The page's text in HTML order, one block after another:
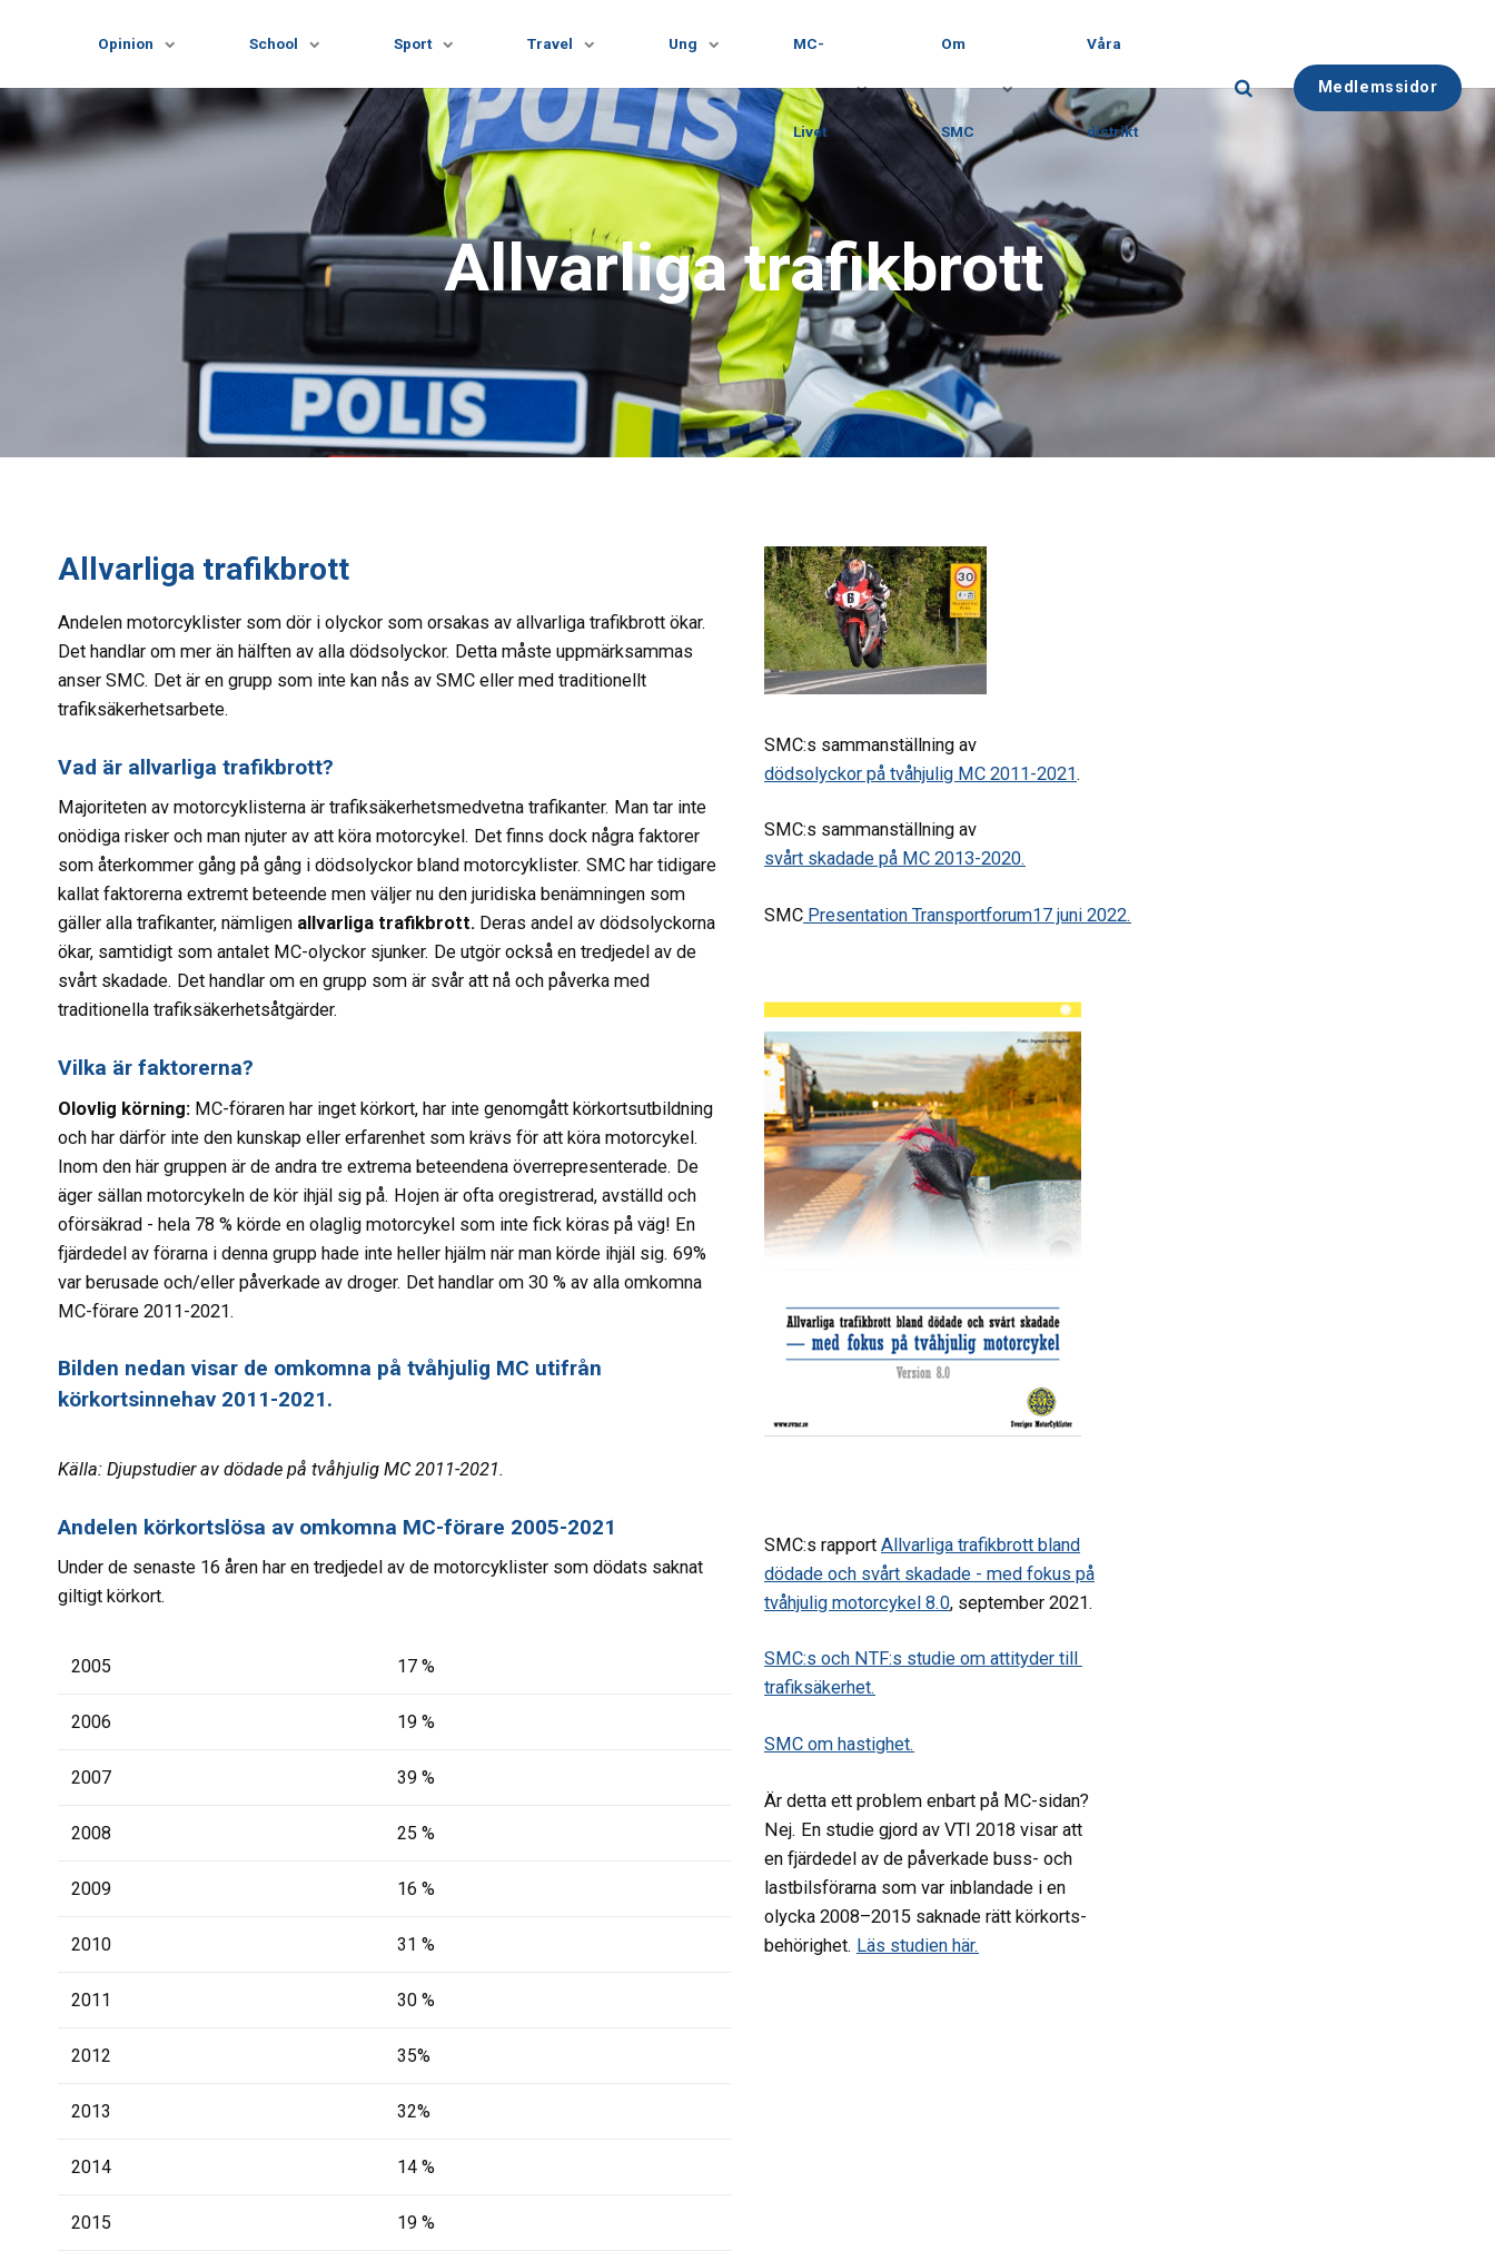
Opinion School Sport Travel Ung MC-
Livet
Om
SMC
Våra
distrikt
Medlemssidor
Allvarliga trafikbrott
Allvarliga trafikbrott
Andelen motorcyklister som dör i olyckor som orsakas av allvarliga trafikbrott ökar.
Det handlar om mer än hälften av alla dödsolyckor. Detta måste uppmärksammas
anser SMC. Det är en grupp som inte kan nås av SMC eller med traditionellt
trafiksäkerhetsarbete.
Vad är allvarliga trafikbrott?
Majoriteten av motorcyklisterna är trafiksäkerhetsmedvetna trafikanter. Man tar inte
onödiga risker och man njuter av att köra motorcykel. Det finns dock några faktorer
som återkommer gång på gång i dödsolyckor bland motorcyklister. SMC har tidigare
kallat faktorerna extremt beteende men väljer nu den juridiska benämningen som
gäller alla trafikanter, nämligen allvarliga trafikbrott. Deras andel av dödsolyckorna
ökar, samtidigt som antalet MC-olyckor sjunker. De utgör också en tredjedel av de
svårt skadade. Det handlar om en grupp som är svår att nå och påverka med
traditionella trafiksäkerhetsåtgärder.
Vilka är faktorerna?
Olovlig körning: MC-föraren har inget körkort, har inte genomgått körkortsutbildning
och har därför inte den kunskap eller erfarenhet som krävs för att köra motorcykel.
Inom den här gruppen är de andra tre extrema beteendena överrepresenterade. De
äger sällan motorcykeln de kör ihjäl sig på. Hojen är ofta oregistrerad, avställd och
oförsäkrad - hela 78 % körde en olaglig motorcykel som inte fick köras på väg! En
fjärdedel av förarna i denna grupp hade inte heller hjälm när man körde ihjäl sig. 69%
var berusade och/eller påverkade av droger. Det handlar om 30 % av alla omkomna
MC-förare 2011-2021.
Bilden nedan visar de omkomna på tvåhjulig MC utifrån
körkortsinnehav 2011-2021.
Källa: Djupstudier av dödade på tvåhjulig MC 2011-2021.
Andelen körkortslösa av omkomna MC-förare 2005-2021
Under de senaste 16 åren har en tredjedel av de motorcyklister som dödats saknat
giltigt körkort.
2005 17 %
2006 19 %
2007 39 %
2008 25 %
2009 16 %
2010 31 %
2011 30 %
2012 35%
2013 32%
2014 14 %
2015 19 %
SMC:s sammanställning av
dödsolyckor på tvåhjulig MC 2011-2021.
SMC:s sammanställning av
svårt skadade på MC 2013-2020.
SMC Presentation Transportforum17 juni 2022.
SMC:s rapport Allvarliga trafikbrott bland
dödade och svårt skadade - med fokus på
tvåhjulig motorcykel 8.0, september 2021.
SMC:s och NTF:s studie om attityder till
trafiksäkerhet.
SMC om hastighet.
Är detta ett problem enbart på MC-sidan?
Nej. En studie gjord av VTI 2018 visar att
en fjärdedel av de påverkade buss- och
lastbilsförarna som var inblandade i en
olycka 2008–2015 saknade rätt körkorts-
behörighet. Läs studien här.